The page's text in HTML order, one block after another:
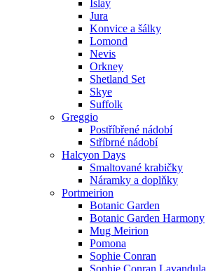
Islay
Jura
Konvice a šálky
Lomond
Nevis
Orkney
Shetland Set
Skye
Suffolk
Greggio
Postříbřené nádobí
Stříbrné nádobí
Halcyon Days
Smaltované krabičky
Náramky a doplňky
Portmeirion
Botanic Garden
Botanic Garden Harmony
Mug Meirion
Pomona
Sophie Conran
Sophie Conran Lavandula